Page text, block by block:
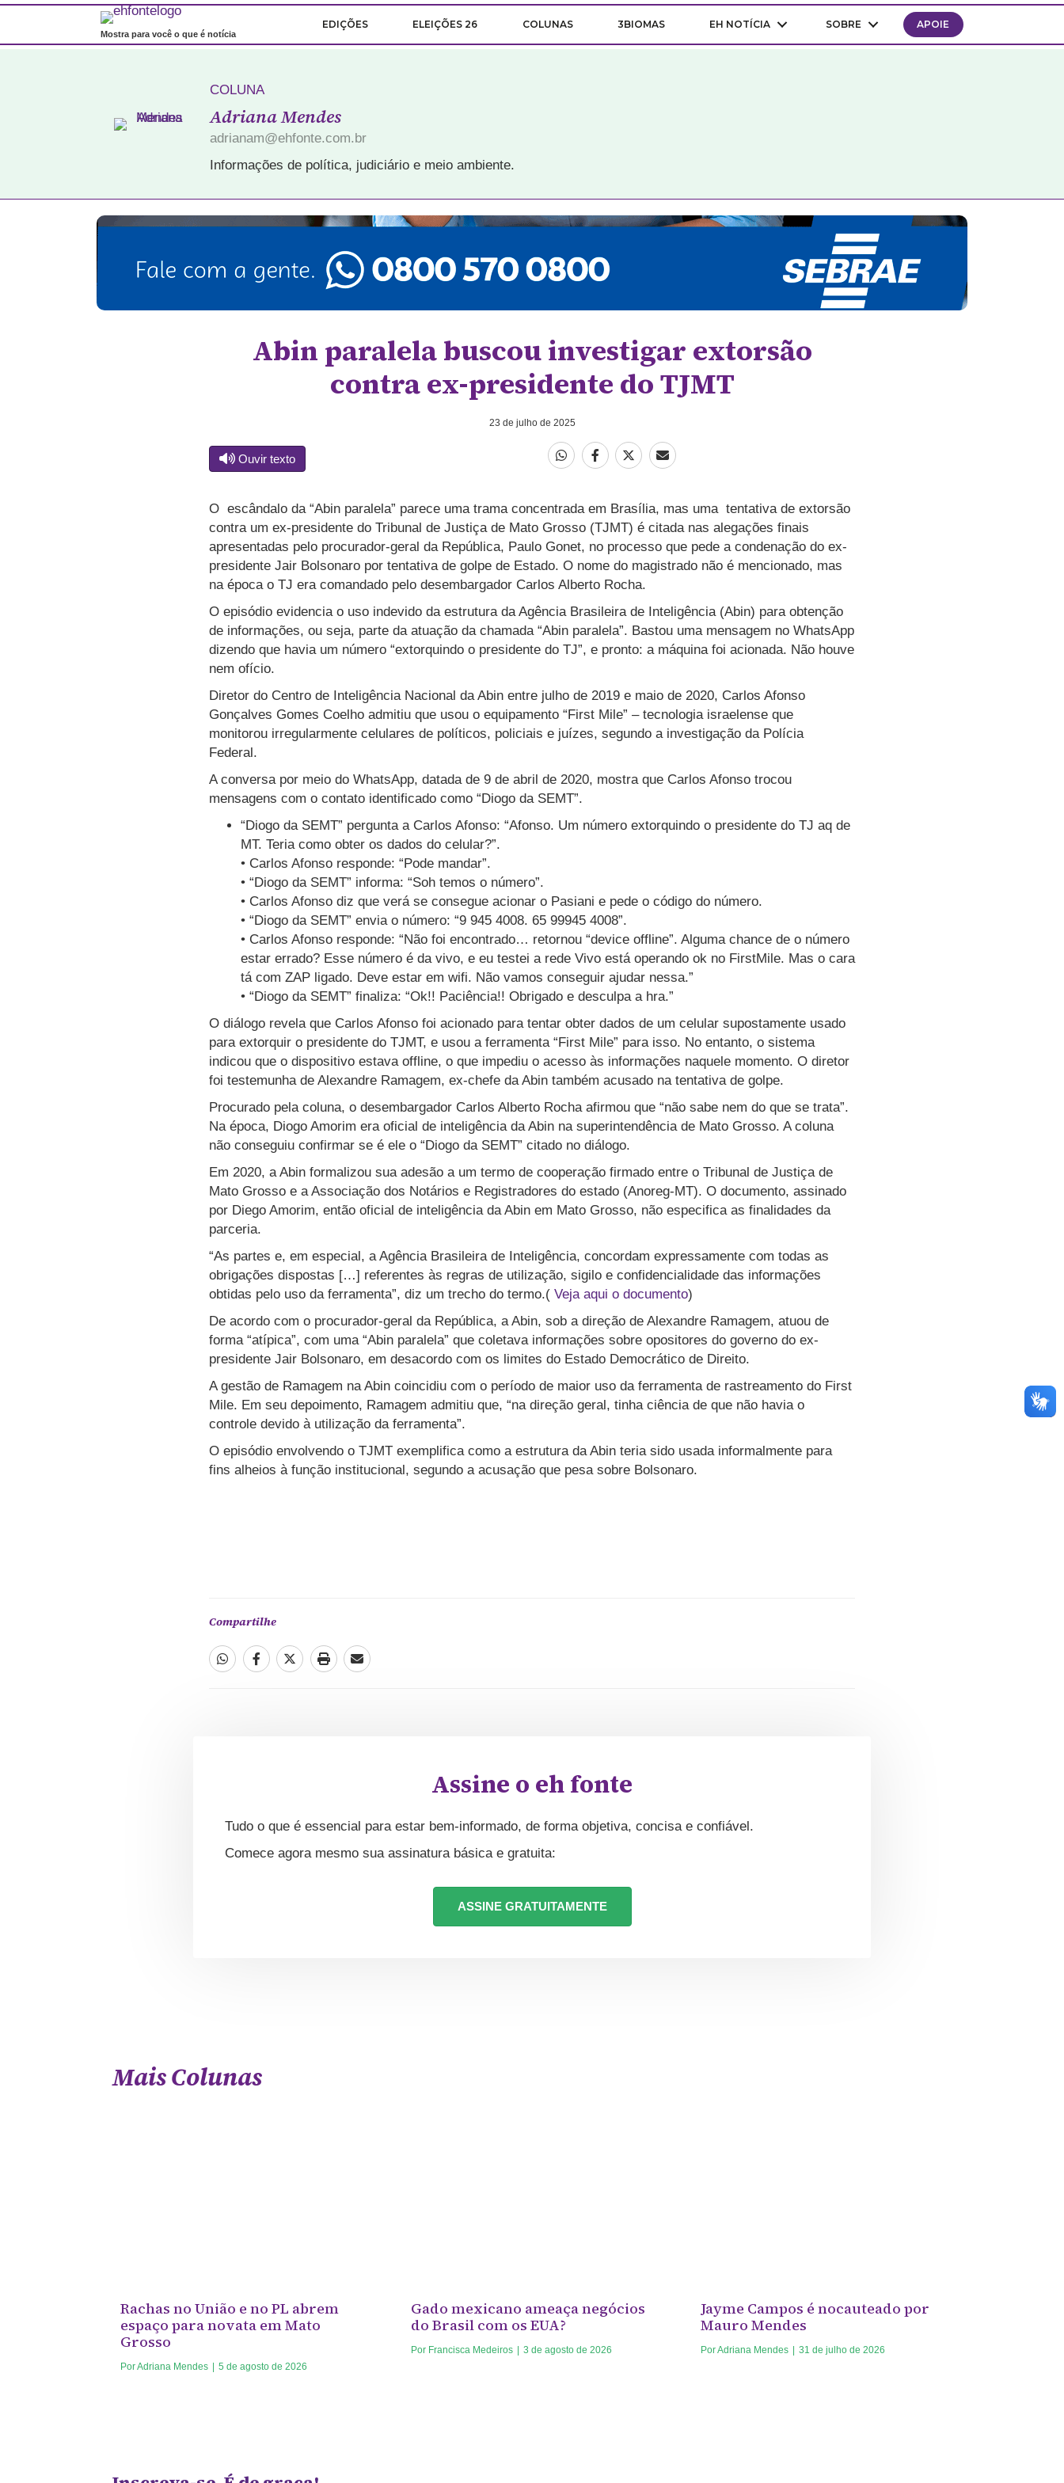
Mostra para você o que é notícia
EDIÇÕES ELEIÇÕES 26 COLUNAS 3BIOMAS EH NOTÍCIA SOBRE APOIE
COLUNA
Adriana Mendes
adrianam@ehfonte.com.br
Informações de política, judiciário e meio ambiente.
Abin paralela buscou investigar extorsão
contra ex-presidente do TJMT
23 de julho de 2025
Ouvir texto
O escândalo da “Abin paralela” parece uma trama concentrada em Brasília, mas uma tentativa de extorsão
contra um ex-presidente do Tribunal de Justiça de Mato Grosso (TJMT) é citada nas alegações finais
apresentadas pelo procurador-geral da República, Paulo Gonet, no processo que pede a condenação do ex-
presidente Jair Bolsonaro por tentativa de golpe de Estado. O nome do magistrado não é mencionado, mas
na época o TJ era comandado pelo desembargador Carlos Alberto Rocha.
O episódio evidencia o uso indevido da estrutura da Agência Brasileira de Inteligência (Abin) para obtenção
de informações, ou seja, parte da atuação da chamada “Abin paralela”. Bastou uma mensagem no WhatsApp
dizendo que havia um número “extorquindo o presidente do TJ”, e pronto: a máquina foi acionada. Não houve
nem ofício.
Diretor do Centro de Inteligência Nacional da Abin entre julho de 2019 e maio de 2020, Carlos Afonso
Gonçalves Gomes Coelho admitiu que usou o equipamento “First Mile” – tecnologia israelense que
monitorou irregularmente celulares de políticos, policiais e juízes, segundo a investigação da Polícia
Federal.
A conversa por meio do WhatsApp, datada de 9 de abril de 2020, mostra que Carlos Afonso trocou
mensagens com o contato identificado como “Diogo da SEMT”.
“Diogo da SEMT” pergunta a Carlos Afonso: “Afonso. Um número extorquindo o presidente do TJ aq de
MT. Teria como obter os dados do celular?”.
• Carlos Afonso responde: “Pode mandar”.
• “Diogo da SEMT” informa: “Soh temos o número”.
• Carlos Afonso diz que verá se consegue acionar o Pasiani e pede o código do número.
• “Diogo da SEMT” envia o número: “9 945 4008. 65 99945 4008”.
• Carlos Afonso responde: “Não foi encontrado… retornou “device offline”. Alguma chance de o número
estar errado? Esse número é da vivo, e eu testei a rede Vivo está operando ok no FirstMile. Mas o cara
tá com ZAP ligado. Deve estar em wifi. Não vamos conseguir ajudar nessa.”
• “Diogo da SEMT” finaliza: “Ok!! Paciência!! Obrigado e desculpa a hra.”
O diálogo revela que Carlos Afonso foi acionado para tentar obter dados de um celular supostamente usado
para extorquir o presidente do TJMT, e usou a ferramenta “First Mile” para isso. No entanto, o sistema
indicou que o dispositivo estava offline, o que impediu o acesso às informações naquele momento. O diretor
foi testemunha de Alexandre Ramagem, ex-chefe da Abin também acusado na tentativa de golpe.
Procurado pela coluna, o desembargador Carlos Alberto Rocha afirmou que “não sabe nem do que se trata”.
Na época, Diogo Amorim era oficial de inteligência da Abin na superintendência de Mato Grosso. A coluna
não conseguiu confirmar se é ele o “Diogo da SEMT” citado no diálogo.
Em 2020, a Abin formalizou sua adesão a um termo de cooperação firmado entre o Tribunal de Justiça de
Mato Grosso e a Associação dos Notários e Registradores do estado (Anoreg-MT). O documento, assinado
por Diego Amorim, então oficial de inteligência da Abin em Mato Grosso, não especifica as finalidades da
parceria.
“As partes e, em especial, a Agência Brasileira de Inteligência, concordam expressamente com todas as
obrigações dispostas […] referentes às regras de utilização, sigilo e confidencialidade das informações
obtidas pelo uso da ferramenta”, diz um trecho do termo.( Veja aqui o documento)
De acordo com o procurador-geral da República, a Abin, sob a direção de Alexandre Ramagem, atuou de
forma “atípica”, com uma “Abin paralela” que coletava informações sobre opositores do governo do ex-
presidente Jair Bolsonaro, em desacordo com os limites do Estado Democrático de Direito.
A gestão de Ramagem na Abin coincidiu com o período de maior uso da ferramenta de rastreamento do First
Mile. Em seu depoimento, Ramagem admitiu que, “na direção geral, tinha ciência de que não havia o
controle devido à utilização da ferramenta”.
O episódio envolvendo o TJMT exemplifica como a estrutura da Abin teria sido usada informalmente para
fins alheios à função institucional, segundo a acusação que pesa sobre Bolsonaro.
Compartilhe
Assine o eh fonte
Tudo o que é essencial para estar bem-informado, de forma objetiva, concisa e confiável.
Comece agora mesmo sua assinatura básica e gratuita:
ASSINE GRATUITAMENTE
Mais Colunas
Rachas no União e no PL abrem
espaço para novata em Mato
Grosso
PorAdriana Mendes 5 de agosto de 2026
Gado mexicano ameaça negócios
do Brasil com os EUA?
Por Francisca Medeiros 3 de agosto de 2026
Jayme Campos é nocauteado por
Mauro Mendes
PorAdriana Mendes 31 de julho de 2026